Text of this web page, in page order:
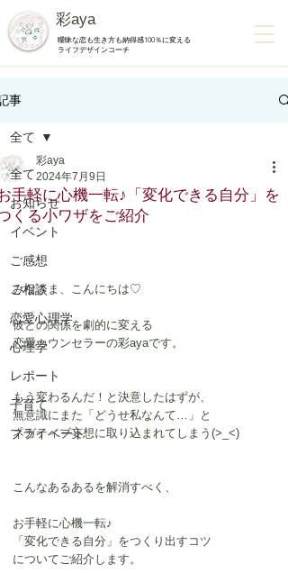
彩aya
曖昧な恋も生き方も納得感100％に変える
ライフデザインコーチ
事
全て
お知らせ
イベント
ご感想
ご相談
恋愛心理学
心理学
レポート
子育て
プライベート
全て
手軽に心機一転♪「変化できる自分」を
くる小ワザをご紹介
彩aya
2024年7月9日
みなさま、こんにちは♡
彼との関係を劇的に変える
恋愛カウンセラーの彩ayaです。
もう変わるんだ！と決意したはずが、
無意識にまた「どうせ私なんて…」と
ネガティブ妄想に取り込まれてしまう(>_<)
こんなあるあるを解消すべく、
お手軽に心機一転♪
「変化できる自分」をつくり出すコツ
についてご紹介します。